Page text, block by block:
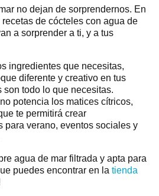
no dejan de sorprendernos. En
de cócteles con agua de
a sorprender a ti, y a tus
ingredientes que necesitas,
diferente y creativo en tus
son todo lo que necesitas.
potencia los matices cítricos,
te permitirá crear
para verano, eventos sociales y
agua de mar filtrada y apta para
puedes encontrar en la tienda